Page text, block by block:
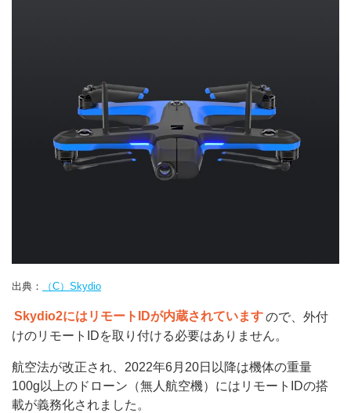
出典： （C）Skydio
Skydio2にはリモートIDが内蔵されていますので、外付
けのリモートIDを取り付ける必要はありません。
航空法が改正され、2022年6月20日以降は機体の重量
100g以上のドローン（無人航空機）にはリモートIDの搭
載が義務化されました。